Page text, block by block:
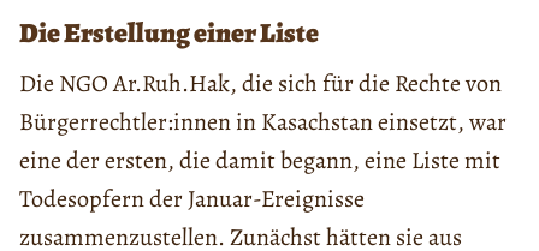
Die Erstellung einer Liste
Die NGO Ar.Ruh.Hak, die sich für die Rechte von
Bürgerrechtler:innen in Kasachstan einsetzt, war
eine der ersten, die damit begann, eine Liste mit
Todesopfern der Januar-Ereignisse
zusammenzustellen. Zunächst hätten sie aus